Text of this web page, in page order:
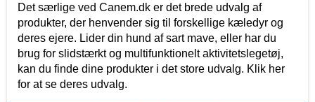
Det særlige ved Canem.dk er det brede udvalg af
produkter, der henvender sig til forskellige kæledyr og
deres ejere. Lider din hund af sart mave, eller har du
brug for slidstærkt og multifunktionelt aktivitetslegetøj,
kan du finde dine produkter i det store udvalg. Klik her
for at se deres udvalg.